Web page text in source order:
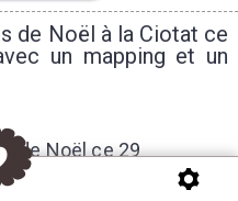
de Noël à la Ciotat ce
un mapping et un
de Noël ce 29
une soirée féerique